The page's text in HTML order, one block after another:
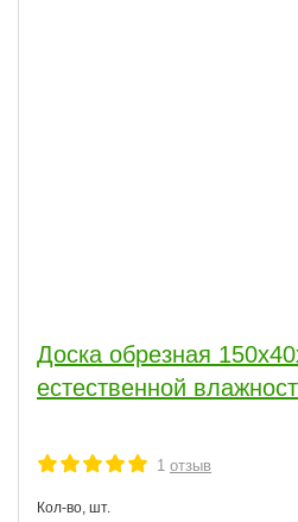
Доска обрезная
естественной
1 отзыв
Кол-во, шт.